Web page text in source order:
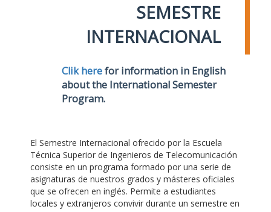
SEMESTRE
INTERNACIONAL
Clik herefor information in English
about the International Semester
Program.
El Semestre Internacional ofrecido por la Escuela
Técnica Superior de Ingenieros de Telecomunicación
consiste en un programa formado por una serie de
asignaturas de nuestros grados y másteres oficiales
que se ofrecen en inglés. Permite a estudiantes
locales y extranjeros convivir durante un semestre en